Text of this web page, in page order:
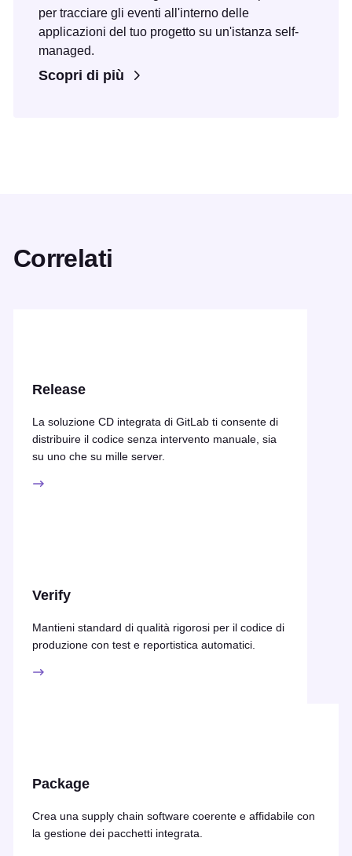
per tracciare gli eventi all'interno delle
applicazioni del tuo progetto su un'istanza self-
managed.
Scopri di più
Correlati
Release
La soluzione CD integrata di GitLab ti consente di
distribuire il codice senza intervento manuale, sia
su uno che su mille server.
Verify
Mantieni standard di qualità rigorosi per il codice di
produzione con test e reportistica automatici.
Package
Crea una supply chain software coerente e affidabile con
la gestione dei pacchetti integrata.